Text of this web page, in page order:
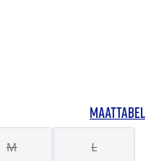
MAATTABEL
M L